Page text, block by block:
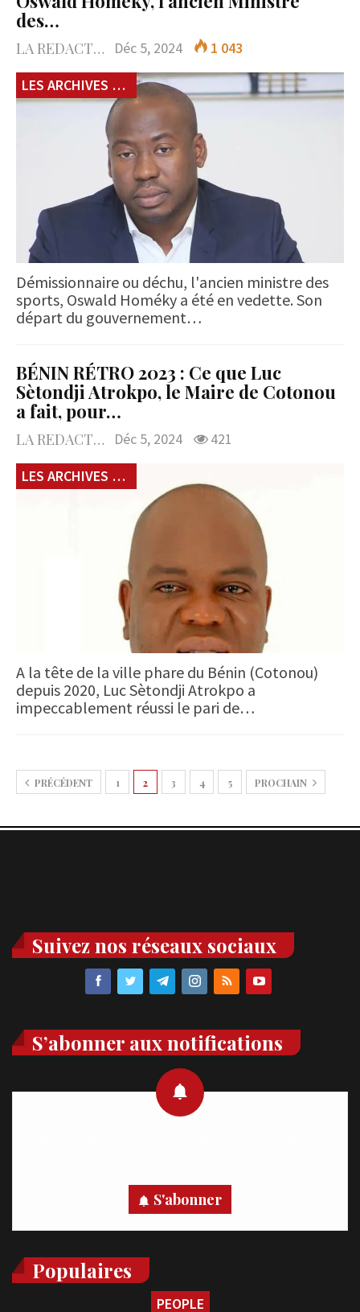
des…
LA REDACTION Déc 5, 2024
1 043
LES ARCHIVES du 229
Démissionnaire ou déchu, l'ancien ministre des
sports, Oswald Homéky a été en vedette. Son
départ du gouvernement…
BÉNIN RÉTRO 2023 : Ce que Luc
Sètondji Atrokpo, le Maire de Cotonou
a fait, pour…
LA REDACTION Déc 5, 2024
421
LES ARCHIVES du 229
A la tête de la ville phare du Bénin (Cotonou)
depuis 2020, Luc Sètondji Atrokpo a
impeccablement réussi le pari de…
PRÉCÉDENT 1 2 3 4 5 PROCHAIN
Suivez nos réseaux sociaux
S’abonner aux notifications
S'abonner
Populaires
PEOPLE